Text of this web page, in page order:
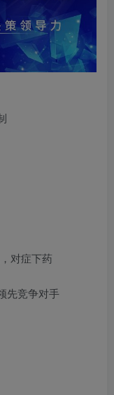
对症下药
先竞争对手